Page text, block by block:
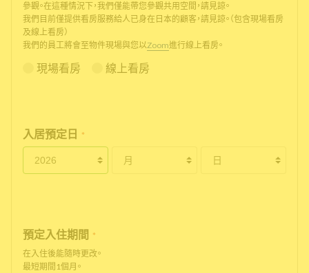
參觀。在這種情況下，我們僅能帶您參觀共用空間，請見諒。
我們目前僅提供看房服務給人已身在日本的顧客，請見諒。（包含現場看房
及線上看房）
我們的員工將會至物件現場與您以Zoom進行線上看房。
現場看房 線上看房
入居預定日 *
預定入住期間 *
在入住後能隨時更改。
最短期間1個月。